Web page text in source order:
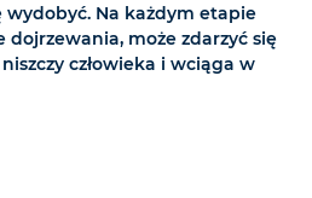
Na każdym etapie
dojrzewania, może zdarzyć się
człowieka i wciąga w